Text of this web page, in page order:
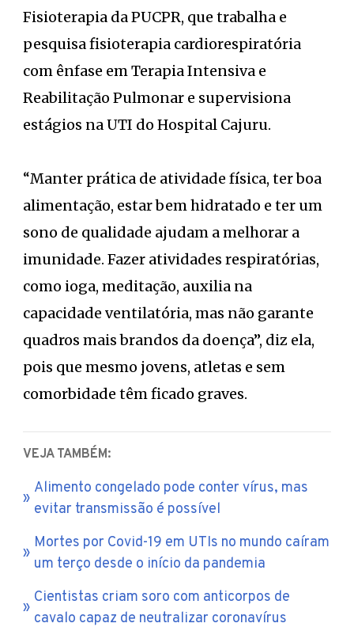
Fisioterapia da PUCPR, que trabalha e
pesquisa fisioterapia cardiorespiratória
com ênfase em Terapia Intensiva e
Reabilitação Pulmonar e supervisiona
estágios na UTI do Hospital Cajuru.
“Manter prática de atividade física, ter boa
alimentação, estar bem hidratado e ter um
sono de qualidade ajudam a melhorar a
imunidade. Fazer atividades respiratórias,
como ioga, meditação, auxilia na
capacidade ventilatória, mas não garante
quadros mais brandos da doença”, diz ela,
pois que mesmo jovens, atletas e sem
comorbidade têm ficado graves.
VEJA TAMBÉM:
Alimento congelado pode conter vírus, mas
evitar transmissão é possível
Mortes por Covid-19 em UTIs no mundo caíram
um terço desde o início da pandemia
Cientistas criam soro com anticorpos de
cavalo capaz de neutralizar coronavírus